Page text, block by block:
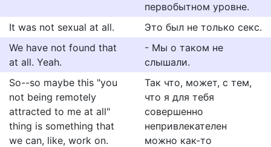
первобытном уровне.
It was not sexual at all.
Это был не только секс.
We have not found that
at all. Yeah.
- Мы о таком не
слышали.
So--so maybe this "you
not being remotely
attracted to me at all"
thing is something that
we can, like, work on.
Так что, может, с тем,
что я для тебя
совершенно
непривлекателен
можно как-то